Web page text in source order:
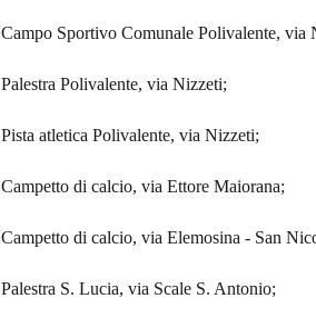
Campo Sportivo Comunale Polivalente, via
Palestra Polivalente, via Nizzeti;
Pista atletica Polivalente, via Nizzeti;
Campetto di calcio, via Ettore Maiorana;
Campetto di calcio, via Elemosina - San
Palestra S. Lucia, via Scale S. Antonio;